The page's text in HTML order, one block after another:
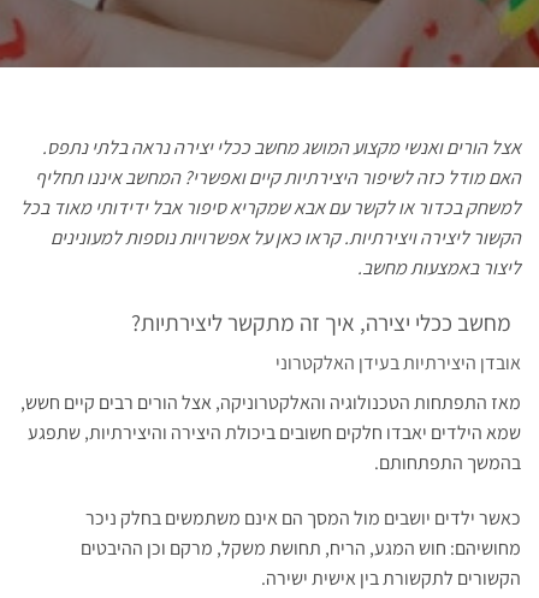
אצל הורים ואנשי מקצוע המושג מחשב ככלי יצירה נראה בלתי נתפס.
האם מודל כזה לשיפור היצירתיות קיים ואפשרי? המחשב איננו תחליף
למשחק בכדור או לקשר עם אבא שמקריא סיפור אבל ידידותי מאוד בכל
הקשור ליצירה ויצירתיות. קראו כאן על אפשרויות נוספות למעונינים
ליצור באמצעות מחשב.
מחשב ככלי יצירה, איך זה מתקשר ליצירתיות?
אובדן היצירתיות בעידן האלקטרוני
מאז התפתחות הטכנולוגיה והאלקטרוניקה, אצל הורים רבים קיים חשש,
שמא הילדים יאבדו חלקים חשובים ביכולת היצירה והיצירתיות, שתפגע
בהמשך התפתחותם.
כאשר ילדים יושבים מול המסך הם אינם משתמשים בחלק ניכר
מחושיהם: חוש המגע, הריח, תחושת משקל, מרקם וכן ההיבטים
הקשורים לתקשורת בין אישית ישירה.